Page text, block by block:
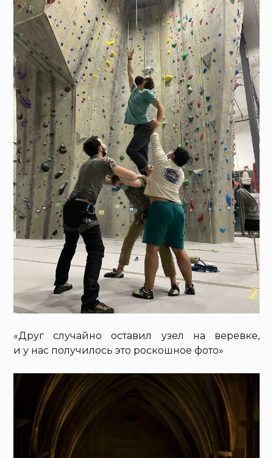
«Друг случайно оставил узел на веревке,
и у нас получилось это роскошное фото»